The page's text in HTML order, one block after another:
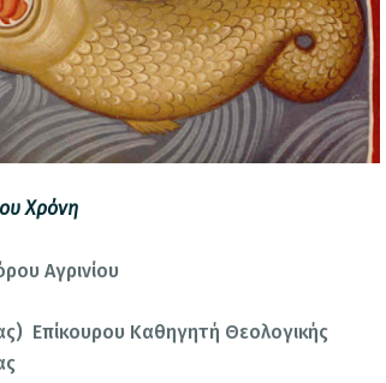
Χρόνη
Αγρινίου
Επίκουρου Καθηγητή Θεολογικής